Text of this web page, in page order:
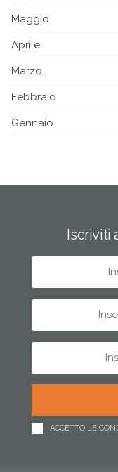
Maggio
Aprile
Marzo
Febbraio
Gennaio
Iscriviti
ACCETTO LE